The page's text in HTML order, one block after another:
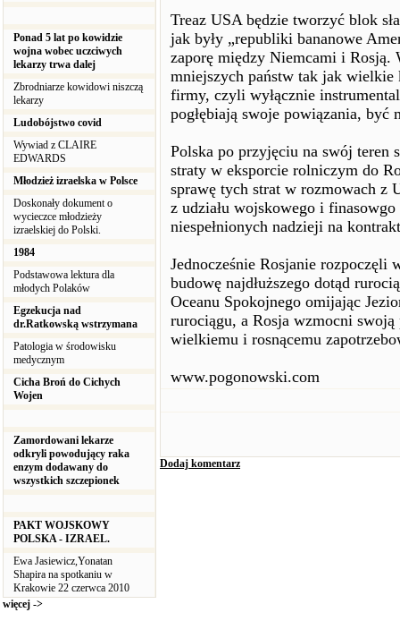
Ponad 5 lat po kowidzie
wojna wobec uczciwych
lekarzy trwa dalej
Zbrodniarze kowidowi niszczą
lekarzy
Ludobójstwo covid
Wywiad z CLAIRE
EDWARDS
Młodzież izraelska w Polsce
Doskonały dokument o
wycieczce młodzieży
izraelskiej do Polski.
1984
Podstawowa lektura dla
młodych Polaków
Egzekucja nad
dr.Ratkowską wstrzymana
Patologia w środowisku
medycznym
Cicha Broń do Cichych
Wojen
Zamordowani lekarze
odkryli powodujący raka
enzym dodawany do
wszystkich szczepionek
PAKT WOJSKOWY
POLSKA - IZRAEL.
Ewa Jasiewicz,Yonatan
Shapira na spotkaniu w
Krakowie 22 czerwca 2010
więcej ->
Treaz USA będzie tworzyć blok
jak były „republiki bananowe
zaporę między Niemcami i Rosją.
mniejszych państw tak jak wielkie
firmy, czyli wyłącznie
pogłębiają swoje powiązania,
Polska po przyjęciu na swój teren
straty w eksporcie rolniczym do
sprawę tych strat w rozmowach z
z udziału wojskowego i
niespełnionych nadzieji na
Jednocześnie Rosjanie rozpoczęli
budowę najdłuższego dotąd
Oceanu Spokojnego omijając
rurociągu, a Rosja wzmocni
wielkiemu i rosnącemu
www.pogonowski.com
Dodaj komentarz